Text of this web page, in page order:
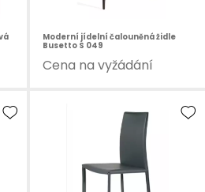
Moderní jídelní čalouněná židle
Busetto S 049
Cena na vyžádání